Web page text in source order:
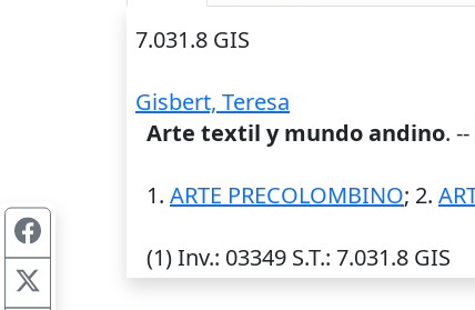
7.031.8 GIS
Gisbert, Teresa
Arte textil y mundo andino.
1. ARTE PRECOLOMBINO; 2.
(1)Inv.: 03349 S.T.: 7.031.8 GIS